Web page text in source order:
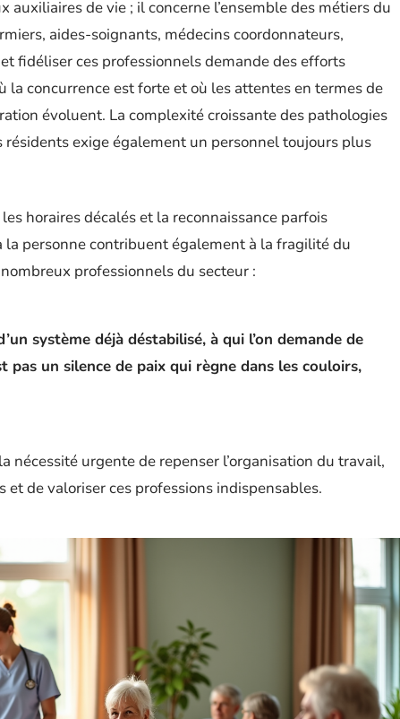
auxiliaires de vie ; il concerne l’ensemble des métiers du
aides-soignants, médecins coordonnateurs,
fidéliser ces professionnels demande des efforts
la concurrence est forte et où les attentes en termes de
évoluent. La complexité croissante des pathologies
résidents exige également un personnel toujours plus
horaires décalés et la reconnaissance parfois
la personne contribuent également à la fragilité du
professionnels du secteur :
système déjà déstabilisé, à qui l’on demande de
pas un silence de paix qui règne dans les couloirs,
nécessité urgente de repenser l’organisation du travail,
de valoriser ces professions indispensables.